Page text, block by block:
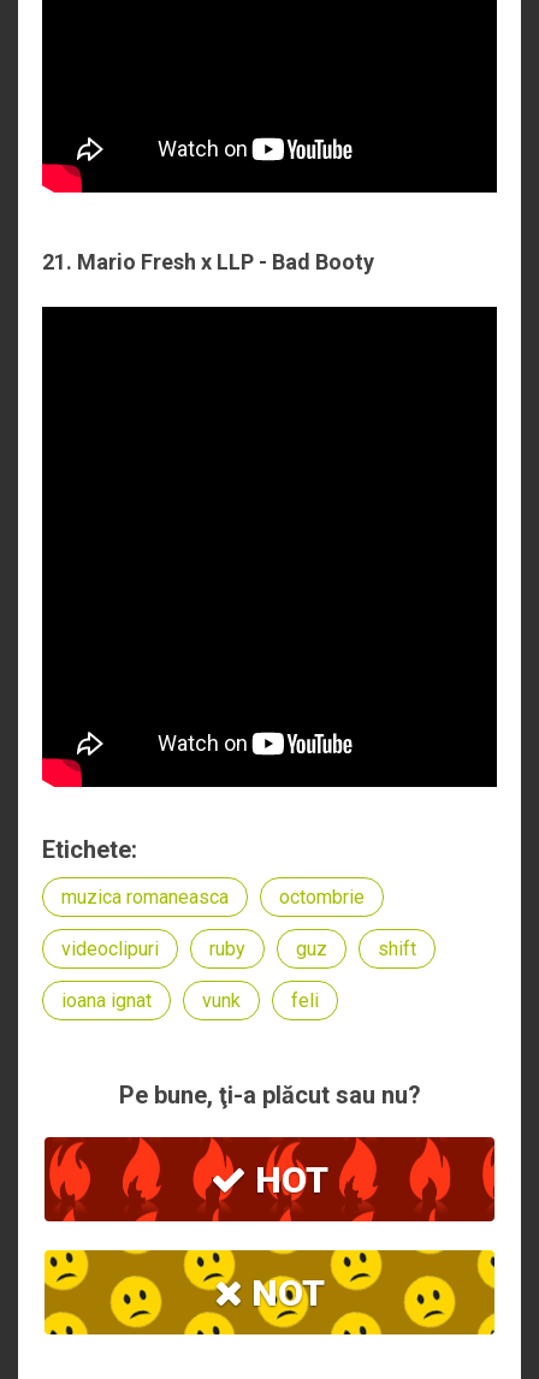
21. Mario Fresh x LLP - Bad Booty
Etichete:
muzica romaneasca octombrie
videoclipuri ruby guz shift
ioana ignat vunk feli
Pe bune, ţi-a plăcut sau nu?
HOT
NOT